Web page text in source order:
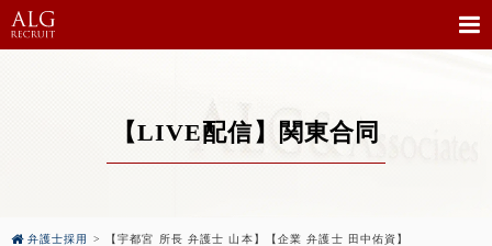
【LIVE配信】関東合同
弁護士採用 > 【宇都宮 所長 弁護士 山本】【企業 弁護士 田中佑資】